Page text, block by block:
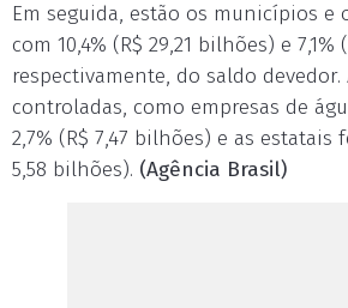
Em seguida, estão os municípios e
com 10,4% (R$ 29,21 bilhões) e
respectivamente, do saldo devedor.
controladas, como empresas de
2,7% (R$ 7,47 bilhões) e as estatais
5,58 bilhões). (Agência Brasil)